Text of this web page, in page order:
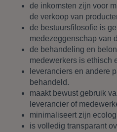
de inkomsten zijn voor
de verkoop van
de bestuursfilosofie is
medezeggenschap van
de behandeling en
medewerkers is ethisch
leveranciers en andere
behandeld.
maakt bewust gebruik
leverancier of
minimaliseert zijn
is volledig transparant